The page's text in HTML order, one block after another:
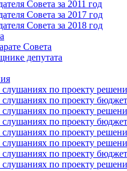
Совета за 2011 год
Совета за 2017 год
Совета за 2018 год
Совета
депутата
по проекту
по проекту
по проекту
по проекту
по проекту
по проекту
по проекту
по проекту